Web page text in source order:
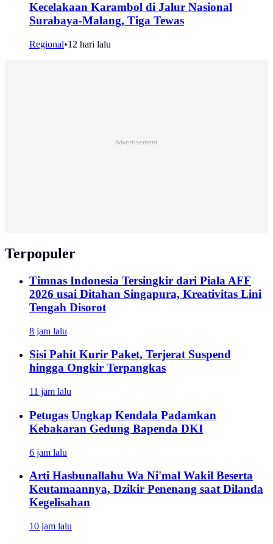
Kecelakaan Karambol di Jalur Nasional
Surabaya-Malang, Tiga Tewas
Regional•12 hari lalu
Advertisement
Terpopuler
Timnas Indonesia Tersingkir dari Piala AFF
2026 usai Ditahan Singapura, Kreativitas Lini
Tengah Disorot
8 jam lalu
Sisi Pahit Kurir Paket, Terjerat Suspend
hingga Ongkir Terpangkas
11 jam lalu
Petugas Ungkap Kendala Padamkan
Kebakaran Gedung Bapenda DKI
6 jam lalu
Arti Hasbunallahu Wa Ni'mal Wakil Beserta
Keutamaannya, Dzikir Penenang saat Dilanda
Kegelisahan
10 jam lalu